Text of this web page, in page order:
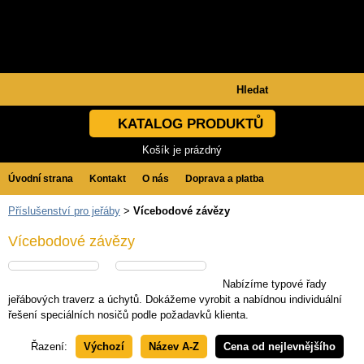
KATALOG PRODUKTŮ
Košík je prázdný
Úvodní strana Kontakt O nás Doprava a platba
Obchodní podmínky GDPR
Příslušenství pro jeřáby > Vícebodové závězy
Vícebodové závězy
Nabízíme typové řady
jeřábových traverz a úchytů. Dokážeme vyrobit a nabídnou individuální
řešení speciálních nosičů podle požadavků klienta.
Řazení: Výchozí Název A-Z Cena od nejlevnějšího